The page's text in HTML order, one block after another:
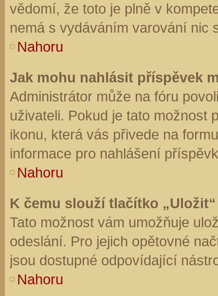
vědomí, že toto je plně v
nemá s vydáváním varování nic
Nahoru
Jak mohu nahlásit příspěvek
Administrátor může na fóru
uživateli. Pokud je tato možnost
ikonu, která vás přivede na
informace pro nahlášení
Nahoru
K čemu slouží tlačítko
Tato možnost vám umožňuje
odeslání. Pro jejich opětovné
jsou dostupné odpovídající
Nahoru